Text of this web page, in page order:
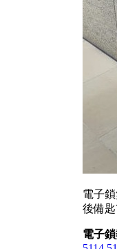
電子
後備
電子